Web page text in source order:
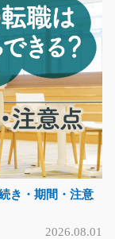
働ける♪＞ 食
き・期間・注意
2026.08.01